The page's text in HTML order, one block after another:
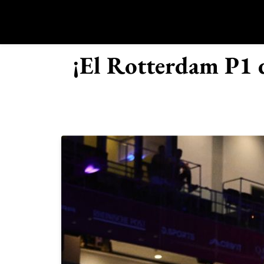
¡El Rotterdam P1